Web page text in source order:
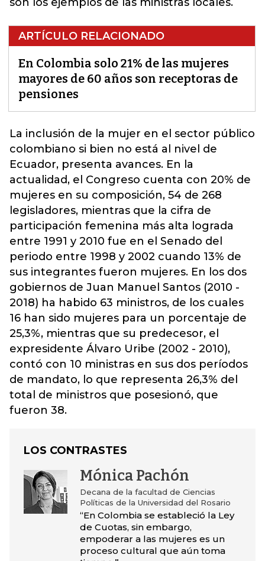
ARTÍCULO RELACIONADO
En Colombia solo 21% de las mujeres
mayores de 60 años son receptoras de
pensiones
La inclusión de la mujer en el sector público
colombiano si bien no está al nivel de
Ecuador, presenta avances. En la
actualidad, el Congreso cuenta con 20% de
mujeres en su composición, 54 de 268
legisladores, mientras que la cifra de
participación femenina más alta lograda
entre 1991 y 2010 fue en el Senado del
periodo entre 1998 y 2002 cuando 13% de
sus integrantes fueron mujeres. En los dos
gobiernos de Juan Manuel Santos (2010 -
2018) ha habido 63 ministros, de los cuales
16 han sido mujeres para un porcentaje de
25,3%, mientras que su predecesor, el
expresidente Álvaro Uribe (2002 - 2010),
contó con 10 ministras en sus dos períodos
de mandato, lo que representa 26,3% del
total de ministros que posesionó, que
fueron 38.
LOS CONTRASTES
Mónica Pachón
Decana de la facultad de Ciencias
Políticas de la Universidad del Rosario
“En Colombia se estableció la Ley
de Cuotas, sin embargo,
empoderar a las mujeres es un
proceso cultural que aún toma